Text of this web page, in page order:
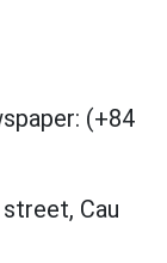
(+84
Cau